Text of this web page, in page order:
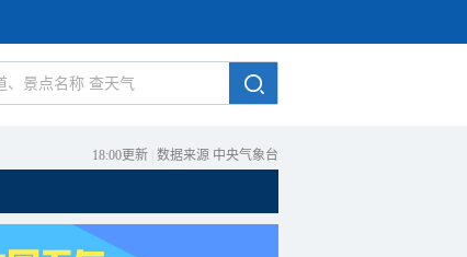
18:00更新 数据来源 中央气象台